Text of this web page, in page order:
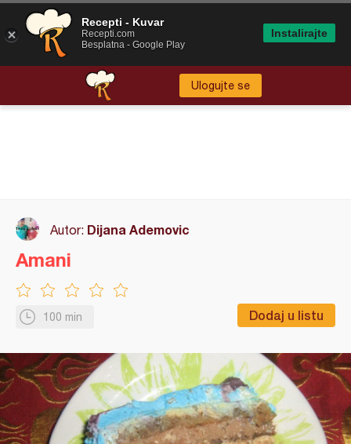
Ulogujte se
Autor: Dijana Ademovic
100 min Dodaj u listu
Amani
Recepti - Kuvar
Recepti.com
Besplatna - Google Play
Instalirajte